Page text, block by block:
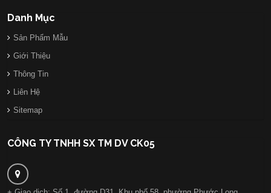
Danh Mục
Sản Phẩm Mẫu
Giới Thiệu
Thông Tin
Liên Hệ
Sitemap
CÔNG TY TNHH SX TM DV CK05